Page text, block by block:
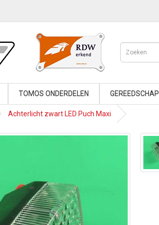
TOMOS ONDERDELEN GEREEDSCHAP
Achterlicht zwart LED Puch Maxi